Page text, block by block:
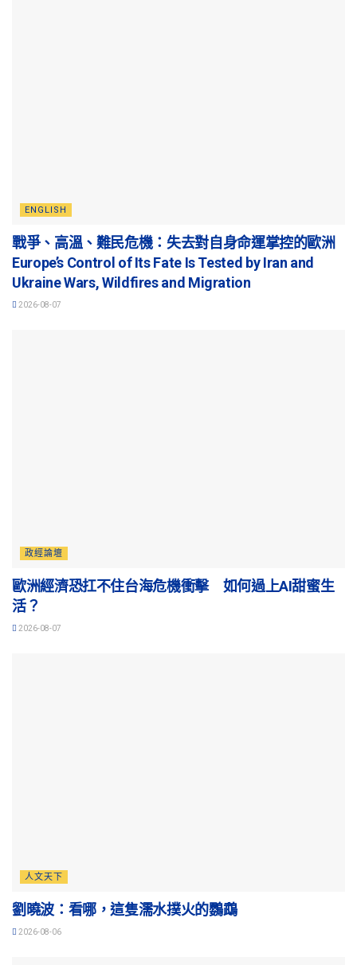
ENGLISH
戰爭、高溫、難民危機：失去對自身命運掌控的歐洲
Europe’s Control of Its Fate Is Tested by Iran and
Ukraine Wars, Wildfires and Migration
2026-08-07
政經論壇
歐洲經濟恐扛不住台海危機衝擊 如何過上AI甜蜜生
活？
2026-08-07
人文天下
劉曉波：看哪，這隻濡水撲火的鸚鵡
2026-08-06